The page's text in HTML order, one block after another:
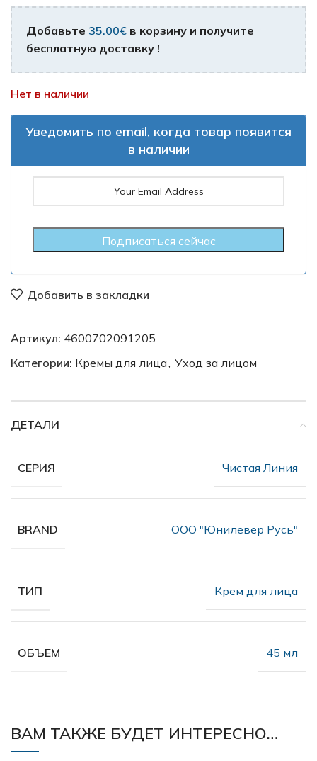
Добавьте 35.00€ в корзину и получите
бесплатную доставку !
Нет в наличии
Уведомить по email, когда товар появится
в наличии
Добавить в закладки
Артикул: 4600702091205
Категории: Кремы для лица, Уход за лицом
ДЕТАЛИ
СЕРИЯ Чистая Линия
BRAND OOO "Юнилевер Русь"
ТИП Крем для лица
ОБЪЕМ 45 мл
ВАМ ТАКЖЕ БУДЕТ ИНТЕРЕСНО…